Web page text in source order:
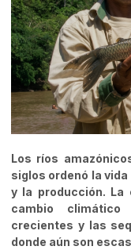
Los ríos
siglos ordenó la
y la producción. La
cambio
crecientes y las
donde aún son